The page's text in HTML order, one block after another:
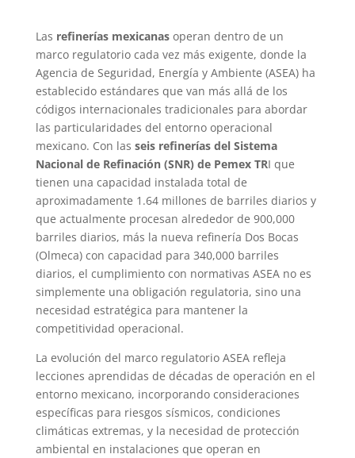
Las refinerías mexicanasoperan dentro de un
marco regulatorio cada vez más exigente, donde la
Agencia de Seguridad, Energía y Ambiente (ASEA) ha
establecido estándares que van más allá de los
códigos internacionales tradicionales para abordar
las particularidades del entorno operacional
mexicano. Con las seis refinerías del Sistema
Nacional de Refinación (SNR) de Pemex TRI que
tienen una capacidad instalada total de
aproximadamente 1.64 millones de barriles diarios y
que actualmente procesan alrededor de 900,000
barriles diarios, más la nueva refinería Dos Bocas
(Olmeca) con capacidad para 340,000 barriles
diarios, el cumplimiento con normativas ASEA no es
simplemente una obligación regulatoria, sino una
necesidad estratégica para mantener la
competitividad operacional.
La evolución del marco regulatorio ASEA refleja
lecciones aprendidas de décadas de operación en el
entorno mexicano, incorporando consideraciones
específicas para riesgos sísmicos, condiciones
climáticas extremas, y la necesidad de protección
ambiental en instalaciones que operan en